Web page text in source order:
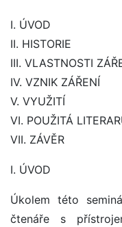
I. ÚVOD
II. HISTORIE
III. VLASTNOSTI
IV. VZNIK ZÁŘENÍ
V. VYUŽITÍ
VI. POUŽITÁ
VII. ZÁVĚR
I. ÚVOD
Úkolem této
čtenáře s